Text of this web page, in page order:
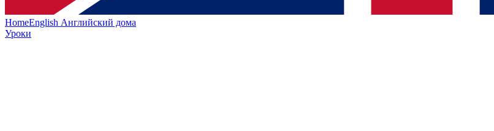
HomeEnglish Английский дома
Уроки